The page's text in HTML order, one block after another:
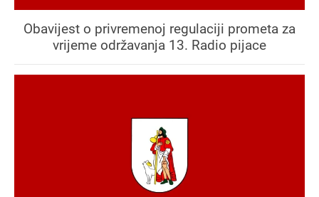
Obavijest o privremenoj regulaciji prometa za
vrijeme održavanja 13. Radio pijace